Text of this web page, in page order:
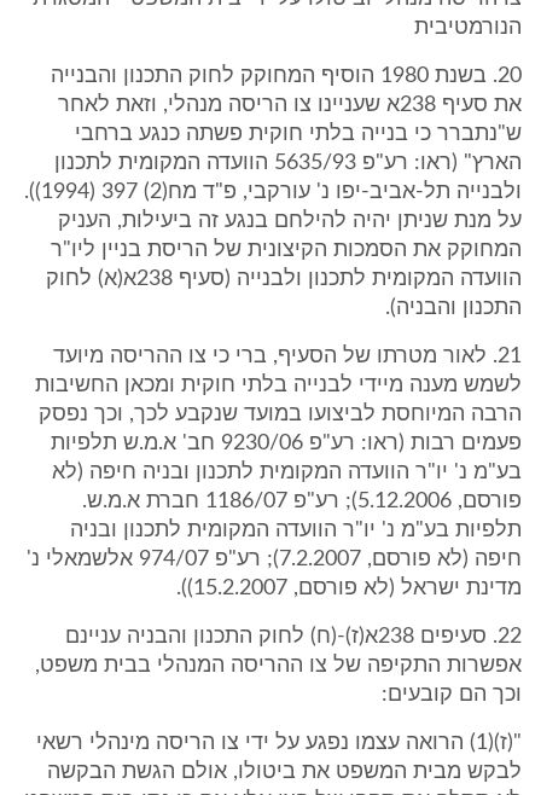
הנורמטיבית
20. בשנת 1980 הוסיף המחוקק לחוק התכנון והבנייה
את סעיף 238א שעניינו צו הריסה מנהלי, וזאת לאחר
ש"נתברר כי בנייה בלתי חוקית פשתה כנגע ברחבי
הארץ" (ראו: רע"פ 5635/93 הוועדה המקומית לתכנון
ולבנייה תל-אביב-יפו נ' עורקבי, פ"ד מח(2) 397 (1994)).
על מנת שניתן יהיה להילחם בנגע זה ביעילות, העניק
המחוקק את הסמכות הקיצונית של הריסת בניין ליו"ר
הוועדה המקומית לתכנון ולבנייה (סעיף 238א(א) לחוק
התכנון והבניה).
21. לאור מטרתו של הסעיף, ברי כי צו ההריסה מיועד
לשמש מענה מיידי לבנייה בלתי חוקית ומכאן החשיבות
הרבה המיוחסת לביצועו במועד שנקבע לכך, וכך נפסק
פעמים רבות (ראו: רע"פ 9230/06 חב' א.מ.ש תלפיות
בע"מ נ' יו"ר הוועדה המקומית לתכנון ובניה חיפה (לא
פורסם, 5.12.2006); רע"פ 1186/07 חברת א.מ.ש.
תלפיות בע"מ נ' יו"ר הוועדה המקומית לתכנון ובניה
חיפה (לא פורסם, 7.2.2007); רע"פ 974/07 אלשמאלי נ'
מדינת ישראל (לא פורסם, 15.2.2007)).
22. סעיפים 238א(ז)-(ח) לחוק התכנון והבניה עניינם
אפשרות התקיפה של צו ההריסה המנהלי בבית משפט,
וכך הם קובעים:
"(ז)(1) הרואה עצמו נפגע על ידי צו הריסה מינהלי רשאי
לבקש מבית המשפט את ביטולו, אולם הגשת הבקשה